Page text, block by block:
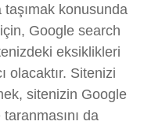
taşımak konusunda
için, Google search
eksiklikleri
olacaktır. Sitenizi
sitenizin Google
da